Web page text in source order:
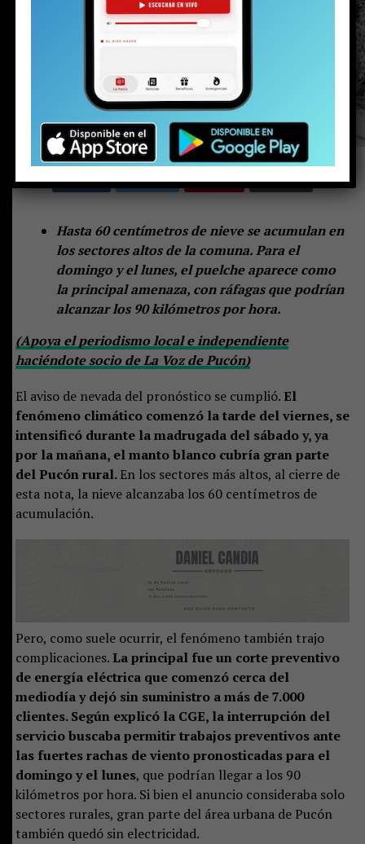
Hasta 60 centímetros de nieve se acumulan en
los sectores altos de la comuna. Para el
domingo y el lunes, el puelche aparece como
la principal amenaza, con ráfagas que podrían
alcanzar los 90 kilómetros por hora.
(Apoya el periodismo local e independiente
haciéndote socio de La Voz de Pucón)
El aviso de nevada del pronóstico se cumplió. El
fenómeno climático comenzó la tarde del viernes, se
intensificó durante la madrugada del sábado y, ya
por la mañana, el manto blanco cubría gran parte
del Pucón rural.En los sectores más altos, al cierre de
esta nota, la nieve alcanzaba los 60 centímetros de
acumulación.
Pero, como suele ocurrir, el fenómeno también trajo
complicaciones. La principal fue un corte preventivo
de energía eléctrica que comenzó cerca del
mediodía y dejó sin suministro a más de 7.000
clientes. Según explicó la CGE, la interrupción del
servicio buscaba permitir trabajos preventivos ante
las fuertes rachas de viento pronosticadas para el
domingo y el lunes, que podrían llegar a los 90
kilómetros por hora. Si bien el anuncio consideraba solo
sectores rurales, gran parte del área urbana de Pucón
también quedó sin electricidad.